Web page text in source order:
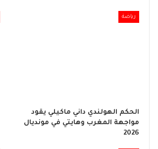
رياضة
الحكم الهولندي داني ماكيلي يقود
مواجهة المغرب وهايتي في مونديال
2026